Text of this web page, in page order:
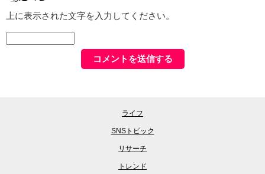
上に表示された文字を入力してください。
ライフ
SNSトピック
リサーチ
トレンド